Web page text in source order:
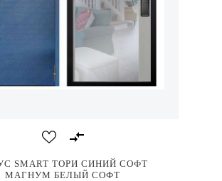
SMART ТОРИ СИНИЙ СОФТ
МАГНУМ БЕЛЫЙ СОФТ